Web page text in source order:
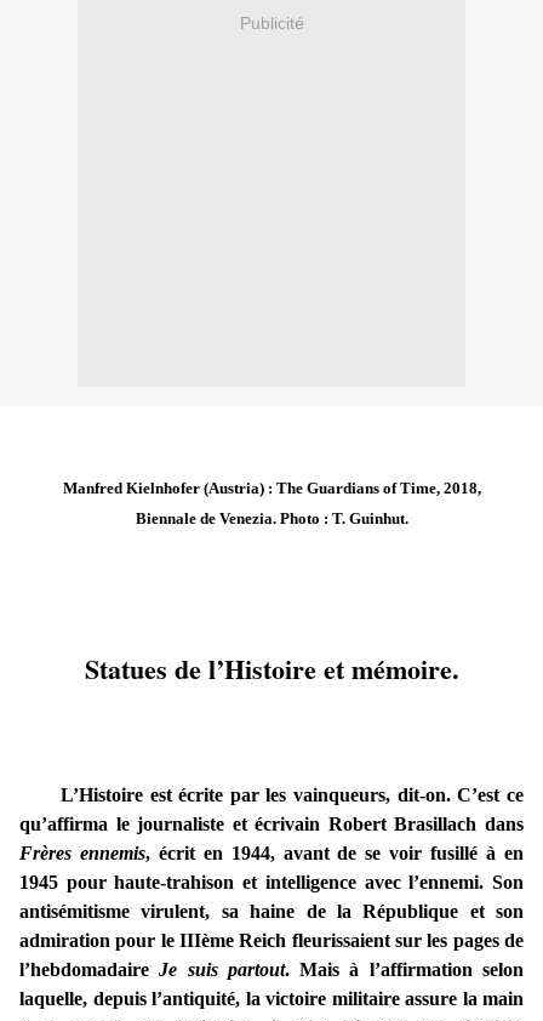
Publicité
Manfred Kielnhofer (Austria) : The Guardians of Time, 2018,
Biennale de Venezia. Photo : T. Guinhut.
Statues de l’Histoire et mémoire.
L’Histoire est écrite par les vainqueurs, dit-on. C’est ce
qu’affirma le journaliste et écrivain Robert Brasillach dans
Frères ennemis, écrit en 1944, avant de se voir fusillé à en
1945 pour haute-trahison et intelligence avec l’ennemi. Son
antisémitisme virulent, sa haine de la République et son
admiration pour le IIIème Reich fleurissaient sur les pages de
l’hebdomadaireJe suis partout. Mais à l’affirmation selon
laquelle, depuis l’antiquité, la victoire militaire assure la main